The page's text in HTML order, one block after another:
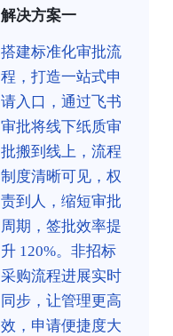
解决方案一
搭建标准化审批流
程，打造一站式申
请入口，通过飞书
审批将线下纸质审
批搬到线上，流程
制度清晰可见，权
责到人，缩短审批
周期，签批效率提
升 120%。非招标
采购流程进展实时
同步，让管理更高
效，申请便捷度大